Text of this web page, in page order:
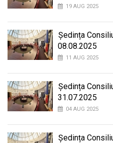
19 AUG 2025
Ședința
08.08.2025
11 AUG 2025
Ședința
31.07.2025
04 AUG 2025
Ședința